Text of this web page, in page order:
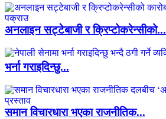
अनलाइन सट्टेबाजी र क्रिप्टोकरेन्सीको...
भर्ना गराइदिन्छु...
समान विचारधारा भएका राजनीतिक...